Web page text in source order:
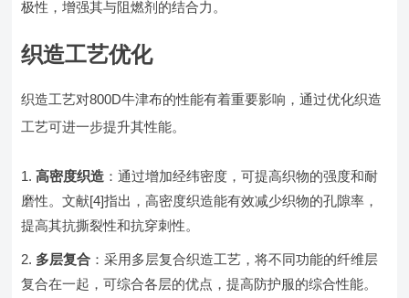
极性，增强其与阻燃剂的结合力。
织造工艺优化
织造工艺对800D牛津布的性能有着重要影响，通过优化织造
工艺可进一步提升其性能。
高密度织造 ：通过增加经纬密度，可提高织物的强度和耐
磨性。文献[4]指出，高密度织造能有效减少织物的孔隙率，
提高其抗撕裂性和抗穿刺性。
多层复合 ：采用多层复合织造工艺，将不同功能的纤维层
复合在一起，可综合各层的优点，提高防护服的综合性能。